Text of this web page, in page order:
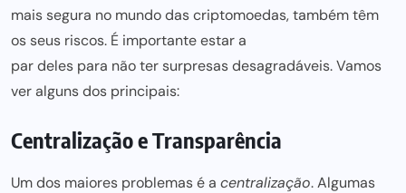
mais segura no mundo das criptomoedas, também têm
os seus riscos. É importante estar a
par deles para não ter surpresasdesagradáveis. Vamos
ver alguns dos principais:
Centralização e Transparência
Um dos maiores problemas é a centralização. Algumas